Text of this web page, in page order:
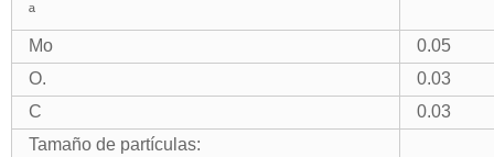
ª
Mo
0.05
O.
0.03
C
0.03
Tamaño de partículas: